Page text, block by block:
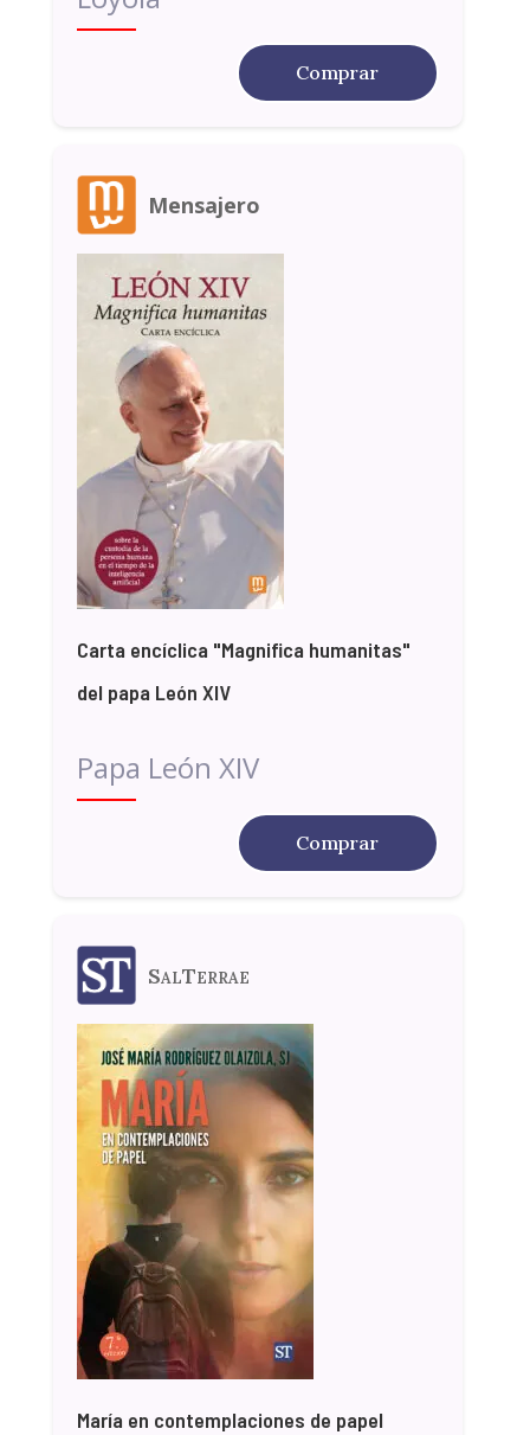
Comprar
Mensajero
Carta encíclica "Magnifica humanitas"
del papa León XIV
Papa León XIV
Comprar
SalTerrae
María en contemplaciones de papel